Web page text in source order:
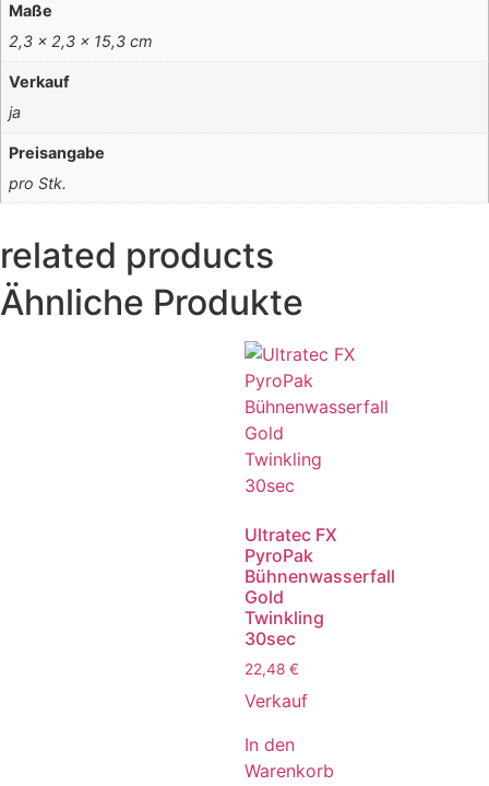
Maße
2,3 × 2,3 × 15,3 cm
Verkauf
ja
Preisangabe
pro Stk.
related products
Ähnliche Produkte
Ultratec FX
PyroPak
Bühnenwasserfall
Gold
Twinkling
30sec
22,48 €
Verkauf
In den
Warenkorb